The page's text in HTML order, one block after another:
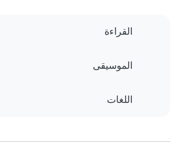
القراءة
الموسيقى
اللغات